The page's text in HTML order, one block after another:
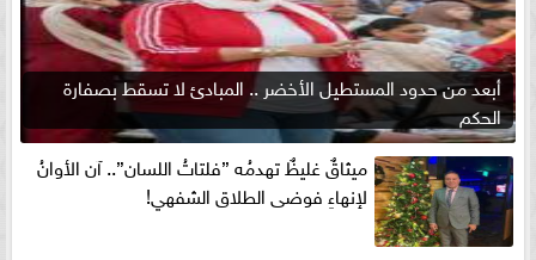
أبعد من حدود المستطيل الأخضر .. المبادئ لا تسقط بصفارة
الحكم
ميثاقٌ غليظٌ تهدمُه ”فلتاتُ اللسان”.. آن الأوانُ
لإنهاءِ فوضى الطلاق الشفهي!